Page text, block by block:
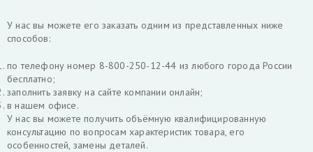
У нас вы можете его заказать одним из представленных ниже
способов:
по телефону номер 8-800-250-12-44 из любого города России
бесплатно;
заполнить заявку на сайте компании онлайн;
в нашем офисе.
У нас вы можете получить объёмную квалифицированную
консультацию по вопросам характеристик товара, его
особенностей, замены деталей.